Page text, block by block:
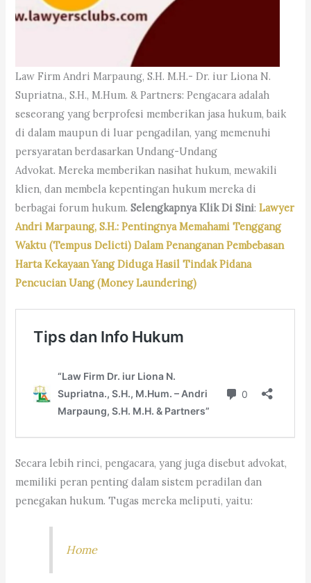
Law Firm Andri Marpaung, S.H. M.H.- Dr. iur Liona N.
Supriatna., S.H., M.Hum. & Partners: Pengacara adalah
seseorang yang berprofesi memberikan jasa hukum, baik
di dalam maupun di luar pengadilan, yang memenuhi
persyaratan berdasarkan Undang-Undang
Advokat. Mereka memberikan nasihat hukum, mewakili
klien, dan membela kepentingan hukum mereka di
berbagai forum hukum.Selengkapnya Klik Di Sini:Lawyer
Andri Marpaung, S.H.: Pentingnya Memahami Tenggang
Waktu (Tempus Delicti) Dalam Penanganan Pembebasan
Harta Kekayaan Yang Diduga Hasil Tindak Pidana
Pencucian Uang (Money Laundering)
Secara lebih rinci, pengacara, yang juga disebut advokat,
memiliki peran penting dalam sistem peradilan dan
penegakan hukum. Tugas mereka meliputi, yaitu:
Home